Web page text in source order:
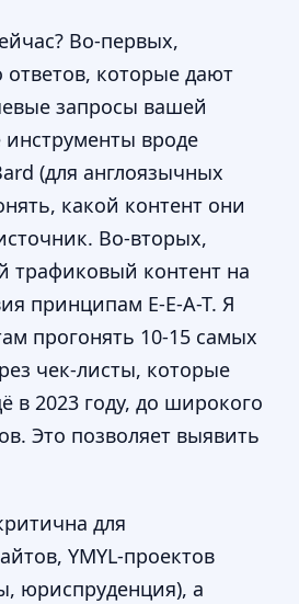
Во-первых,
ответов, которые дают
запросы вашей
вроде
(для англоязычных
какой контент они
Во-вторых,
трафиковый контент на
принципам E-E-A-T. Я
прогонять 10-15 самых
чек-листы, которые
в 2023 году, до широкого
Это позволяет выявить
для
YMYL-проектов
юриспруденция), а